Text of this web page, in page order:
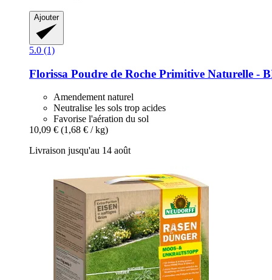
Ajouter
5.0 (1)
Florissa Poudre de Roche Primitive Naturelle -​
Amendement naturel
Neutralise les sols trop acides
Favorise l'aération du sol
10,09 € (1,68 € / kg)
Livraison jusqu'au 14 août